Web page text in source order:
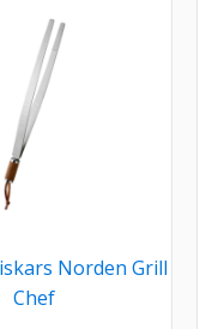
Norden Grill
Chef